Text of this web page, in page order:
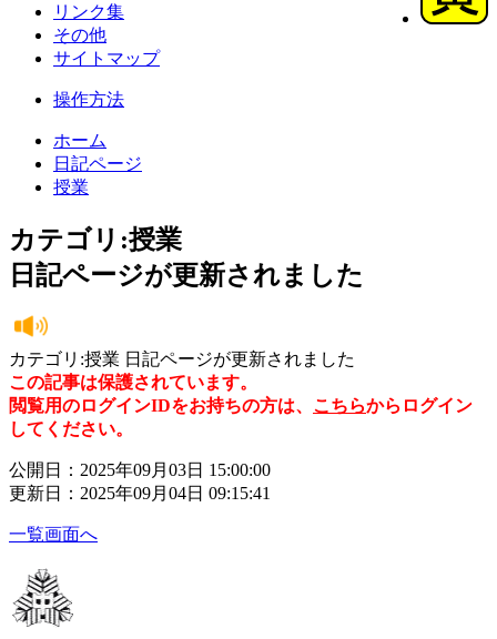
リンク集
その他
サイトマップ
操作方法
ホーム
日記ページ
授業
カテゴリ:授業
日記ページが更新されました
カテゴリ:授業 日記ページが更新されました
この記事は保護されています。
閲覧用のログインIDをお持ちの方は、 こちらからログイン
してください。
公開日：2025年09月03日 15:00:00
更新日：2025年09月04日 09:15:41
一覧画面へ